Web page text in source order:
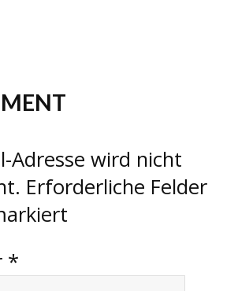
Adresse wird nicht
Erforderliche Felder
*